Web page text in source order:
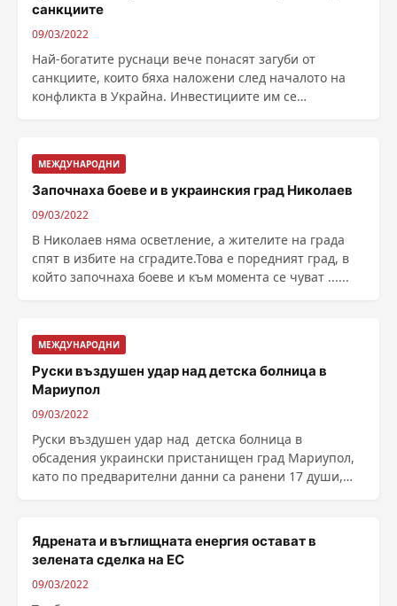
санкциите
09/03/2022
Най-богатите руснаци вече понасят загуби от
санкциите, които бяха наложени след началото на
конфликта в Украйна. Инвестициите им се
МЕЖДУНАРОДНИ
Започнаха боеве и в украинския град Николаев
09/03/2022
В Николаев няма осветление, а жителите на града
спят в избите на сградите.Това е поредният град, в
който започнаха боеве и към момента се чуват ......
МЕЖДУНАРОДНИ
Руски въздушен удар над детска болница в
Мариупол
09/03/2022
Руски въздушен удар над детска болница в
обсадения украински пристанищен град Мариупол,
като по предварителни данни са ранени 17 души,
Ядрената и въглищната енергия остават в
зелената сделка на ЕС
09/03/2022